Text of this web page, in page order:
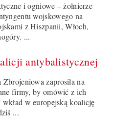
i ogniowe – żołnierze
wojskowego na
z Hiszpanii, Włoch,
...
antybalistycznej
Zbrojeniowa zaprosiła na
firmy, by omówić z ich
w europejską koalicję
...